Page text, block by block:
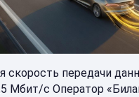
скорость передачи
Мбит/с Оператор